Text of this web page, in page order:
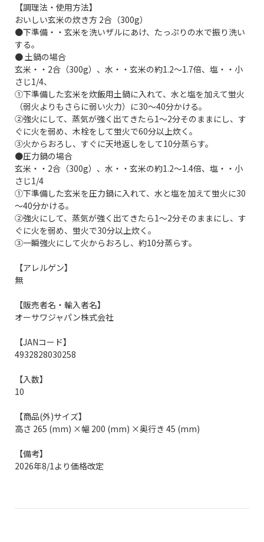
【調理法・使用方法】
おいしい玄米の炊き方 2合（300g）
●下準備・・玄米を洗いザルにあけ、たっぷりの水で振り洗い
する。
● 土鍋の場合
玄米・・2合（300g）、水・・玄米の約1.2～1.7倍、塩・・小
さじ1/4、
①下準備した玄米を炊飯用土鍋に入れて、水と塩を加えて蛍火
（弱火よりもさらに弱い火力）に30～40分かける。
②強火にして、蒸気が強く出てきたら1～2分そのままにし、す
ぐに火を弱め、木栓をして蛍火で60分以上炊く。
③火からおろし、すぐに天地返しをして10分蒸らす。
●圧力鍋の場合
玄米・・2合（300g）、水・・玄米の約1.2～1.4倍、塩・・小
さじ1/4
①下準備した玄米を圧力鍋に入れて、水と塩を加えて蛍火に30
～40分かける。
②強火にして、蒸気が強く出てきたら1～2分そのままにし、す
ぐに火を弱め、蛍火で30分以上炊く。
③一瞬強火にして火からおろし、約10分蒸らす。
【アレルゲン】
無
【販売者名・輸入者名】
オーサワジャパン株式会社
【JANコード】
4932828030258
【入数】
10
【商品(外)サイズ】
高さ 265 (mm) ×幅 200 (mm) ×奥行き 45 (mm)
【備考】
2026年8/1より価格改定